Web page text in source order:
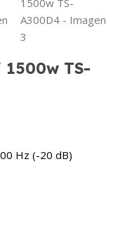
1500w TS-
Hz (-20 dB)